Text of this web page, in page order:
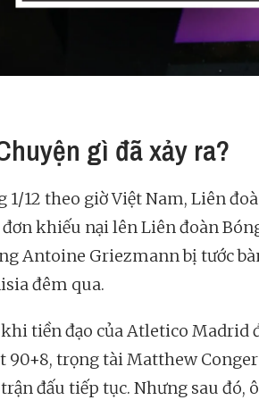
gì đã xảy ra?
1/12 theo giờ Việt Nam, Liên
khiếu nại lên Liên đoàn
Antoine Griezmann bị tước
đêm qua.
khi tiền đạo của Atletico Madrid
90+8, trọng tài Matthew
đấu tiếp tục. Nhưng sau đó,